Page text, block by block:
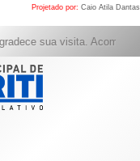
Projetado por: Caio Atila Dantas
sua visita.